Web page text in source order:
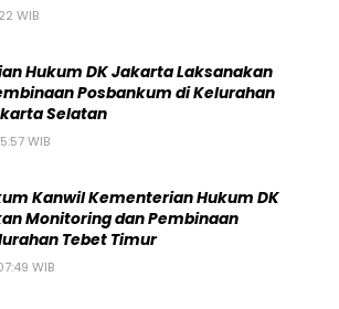
WIB
Hukum DK Jakarta Laksanakan
Posbankum di Kelurahan
Selatan
WIB
Kanwil Kementerian Hukum DK
Monitoring dan Pembinaan
Tebet Timur
WIB